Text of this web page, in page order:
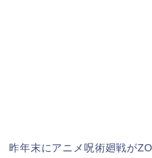
昨年末にアニメ呪術廻戦が